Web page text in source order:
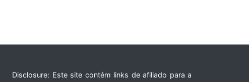
Disclosure: Este site contém links de afiliado para a